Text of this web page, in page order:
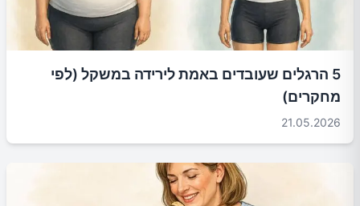
5 הרגלים שעובדים באמת לירידה במשקל (לפי
מחקרים)
21.05.2026